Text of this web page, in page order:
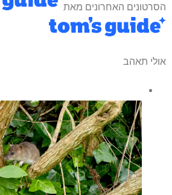
הסרטונים האחרונים מאת
אולי תאהב